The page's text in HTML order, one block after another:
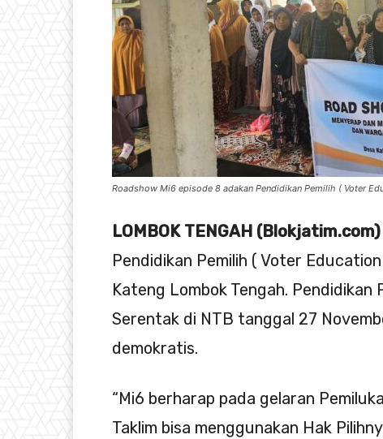
Roadshow Mi6 episode 8 adakan Pendidikan Pemilih ( Voter
LOMBOK TENGAH
Pendidikan Pemilih ( Voter
Kateng Lombok Tengah. Pendidikan
Serentak di NTB tanggal 27
demokratis.
“Mi6 berharap pada gelaran
Taklim bisa menggunakan Hak